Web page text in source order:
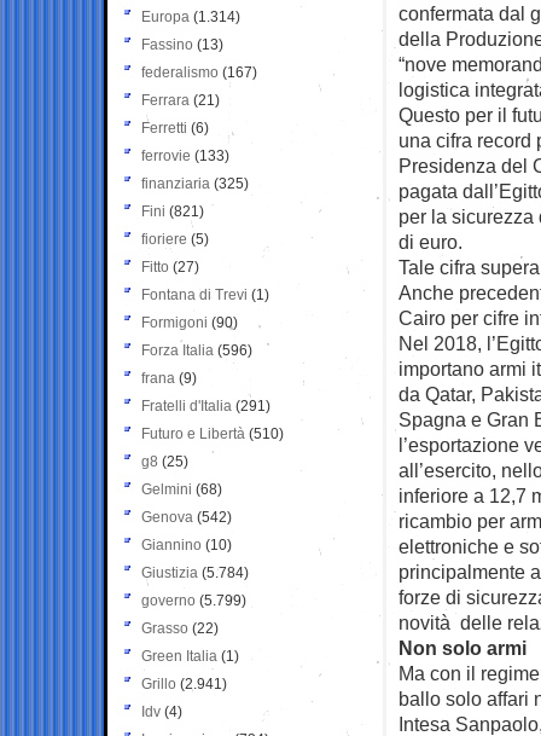
confermata dal
della
“nove
logistica
Questo per il
una cifra record
Presidenza del
pagata
per la
di euro.
Tale cifra
Anche
Cairo per cifre
Nel 2018,
importano armi
da Qatar,
Spagna e Gran
l’esportazione
all’esercito,
inferiore a 12,7
ricambio per
elettroniche e
principalmente
forze di
novità delle
Non solo armi
Ma con il
ballo solo affari
Intesa
Europa (1.314)
Fassino (13)
federalismo (167)
Ferrara (21)
Ferretti (6)
ferrovie (133)
finanziaria (325)
Fini (821)
fioriere (5)
Fitto (27)
Fontana di Trevi (1)
Formigoni (90)
Forza Italia (596)
frana (9)
Fratelli d'Italia (291)
Futuro e Libertà (510)
g8 (25)
Gelmini (68)
Genova (542)
Giannino (10)
Giustizia (5.784)
governo (5.799)
Grasso (22)
Green Italia (1)
Grillo (2.941)
Idv (4)